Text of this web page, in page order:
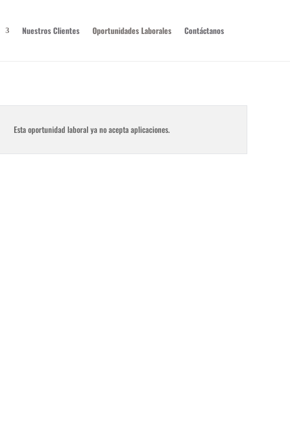
Nuestros Clientes Oportunidades Laborales Contáctanos
Esta oportunidad laboral ya no acepta aplicaciones.